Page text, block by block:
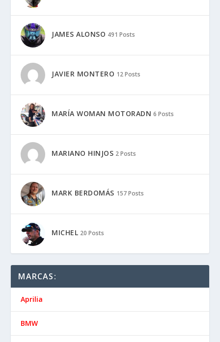
JAMES ALONSO 491 Posts
JAVIER MONTERO 12 Posts
MARÍA WOMAN MOTORADN 6 Posts
MARIANO HINJOS 2 Posts
MARK BERDOMÁS 157 Posts
MICHEL 20 Posts
MARCAS:
Aprilia
BMW